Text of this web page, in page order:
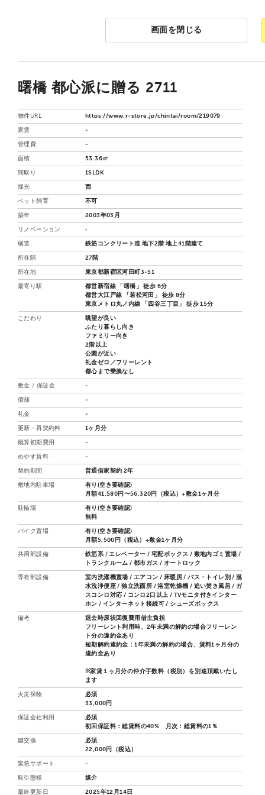
画面を閉じる
曙橋 都心派に贈る 2711
物件URL https://www.r-store.jp/chintai/room/219079
家賃 -
管理費 -
面積 53.36㎡
間取り 1SLDK
採光 西
ペット飼育 不可
築年 2003年03月
リノベーション ‐
構造 鉄筋コンクリート造 地下2階 地上41階建て
所在階 27階
所在地 東京都新宿区河田町3-51
最寄り駅
都営新宿線 「曙橋」 徒歩 6分
都営大江戸線 「若松河田」 徒歩 8分
東京メトロ丸ノ内線 「四谷三丁目」 徒歩 15分
こだわり
眺望が良い
ふたり暮らし向き
ファミリー向き
2階以上
公園が近い
礼金ゼロ／フリーレント
都心まで乗換なし
敷金 / 保証金 -
償却 -
礼金 -
更新・再契約料 1ヶ月分
概算初期費用 -
めやす賃料 -
契約期間 普通借家契約 2年
敷地内駐車場
有り(空き要確認)
月額41,580円〜56,320円（税込）+敷金1ヶ月分
駐輪場
有り(空き要確認)
無料
バイク置場
有り(空き要確認)
月額5,500円（税込）+敷金1ヶ月分
共用部設備
鉄筋系 / エレベーター / 宅配ボックス / 敷地内ゴミ置場 /
トランクルーム / 都市ガス / オートロック
専有部設備
室内洗濯機置場 / エアコン / 床暖房 / バス・トイレ別 / 温
水洗浄便座 / 独立洗面所 / 浴室乾燥機 / 追い焚き風呂 / ガ
スコンロ対応 / コンロ2口以上 / TVモニタ付きインター
ホン / インターネット接続可 / シューズボックス
備考
退去時原状回復費用借主負担
フリーレント利用時、2年未満の解約の場合フリーレン
ト分の違約金あり
短期解約違約金：1年未満の解約の場合、賃料1ヶ月分の
違約金あり
※家賃１ヶ月分の仲介手数料（税別）を別途頂戴いたし
ます
火災保険
必須
33,000円
保証会社利用
必須
初回保証料：総賃料の40% 月次：総賃料の1％
鍵交換
必須
22,000円（税込）
緊急サポート -
取引態様 媒介
最終更新日 2025年12月14日